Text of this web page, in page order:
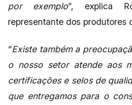
por exemplo”, explica
representante dos produtores
“Existe também a
o nosso setor atende aos
certificações e selos de
que entregamos para o